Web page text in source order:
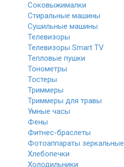
Соковыжималки
Стиральные машины
Сушильные машины
Телевизоры
Телевизоры Smart TV
Тепловые пушки
Тонометры
Тостеры
Триммеры
Триммеры для травы
Умные часы
Фены
Фитнес-браслеты
Фотоаппараты зеркальные
Хлебопечки
Холодильники